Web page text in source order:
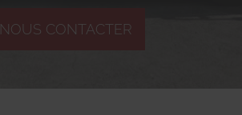
NOUS CONTACTER